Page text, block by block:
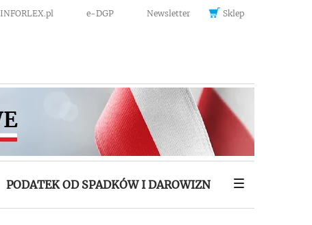
INFORLEX.pl e-DGP Newsletter Sklep
PODATEK OD SPADKÓW I DAROWIZN